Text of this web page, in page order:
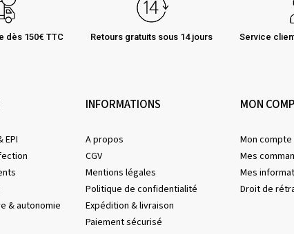
dès 150€ TTC Retours gratuits sous 14 jours Service
EPI
& autonomie
INFORMATIONS
A propos
CGV
Mentions légales
Politique de confidentialité
Expédition & livraison
Paiement sécurisé
MON
Mon compte
Mes
Mes
Droit de